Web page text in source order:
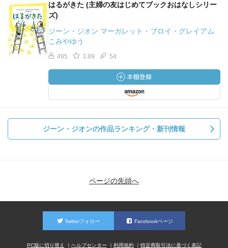
はるがきた (主婦の友はじめてブックおはなしシリー
ズ)
ジーン・ジオン マーガレット・ブロイ・グレイアム
こみやゆう
495 3.89 54
ジーン・ジオンの作品ランキング・新刊情報
ページの先頭へ
Twitterフォロー Facebookページ
PC版に切り替え ヘルプセンター 利用規約 特定商取引法に基づく表記